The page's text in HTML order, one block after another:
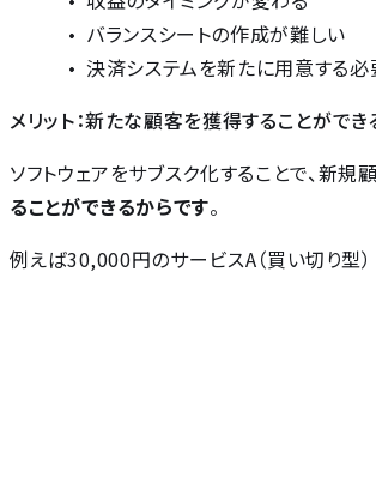
バランスシートの作成が難しい
決済システムを新たに用意する
メリット：新たな顧客を獲得することができ
ソフトウェアをサブスク化することで、新
ることができるからです。
例えば30,000円のサービスA（買い切り型